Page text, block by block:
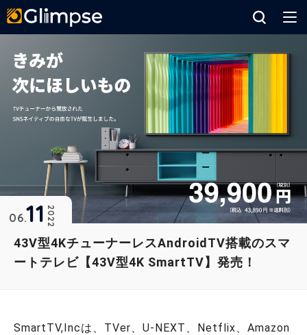
43V型4KチューナーレスAndroidTV搭載のスマ
ートテレビ【43V型4K SmartTV】発売！
2022
06 11
SmartTV,Incは、TVer、U-NEXT、Netflix、Amazon